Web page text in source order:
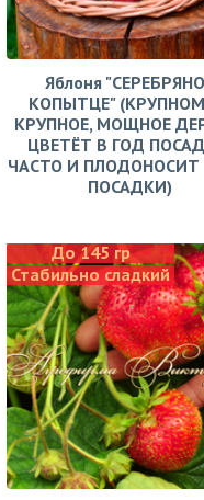
Яблоня
КОПЫТЦЕ"
КРУПНОЕ, МОЩНОЕ
ЦВЕТЁТ В ГОД
ЧАСТО И ПЛОДОНОСИТ
ПОСАДКИ)
До 145 гр
Стабильно сладкий